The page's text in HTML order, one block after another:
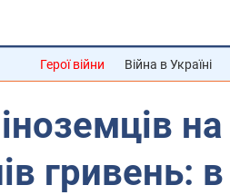
Герої війни Війна в Україні
гривень: в